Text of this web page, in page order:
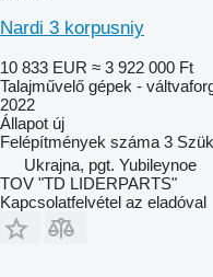
Nardi 3 korpusniy
10 833 EUR ≈ 3 922 000 Ft
Talajművelő gépek -
2022
Állapot új
Felépítmények száma 3
Ukrajna, pgt. Yubileynoe
TOV "TD LIDERPARTS"
Kapcsolatfelvétel az eladóval